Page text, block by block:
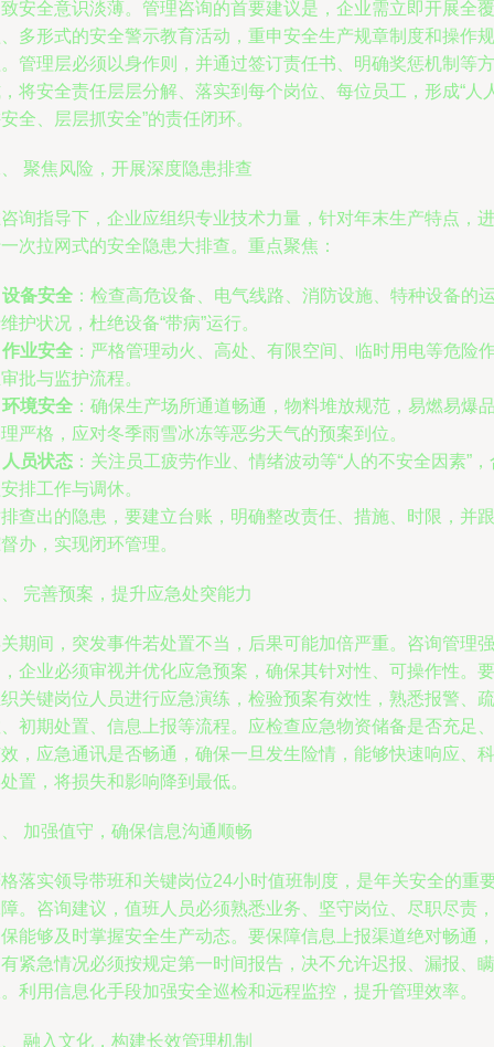
安全意识淡薄。管理咨询的首要建议是，企业需立即开展全覆
多形式的安全警示教育活动，重申安全生产规章制度和操作规
管理层必须以身作则，并通过签订责任书、明确奖惩机制等方
将安全责任层层分解、落实到每个岗位、每位员工，形成“人
全、层层抓安全”的责任闭环。
聚焦风险，开展深度隐患排查
询指导下，企业应组织专业技术力量，针对年末生产特点，进
次拉网式的安全隐患大排查。重点聚焦：
设备安全 ：检查高危设备、电气线路、消防设施、特种设备的
护状况，杜绝设备“带病”运行。
作业安全 ：严格管理动火、高处、有限空间、临时用电等危险
批与监护流程。
环境安全 ：确保生产场所通道畅通，物料堆放规范，易燃易爆
严格，应对冬季雨雪冰冻等恶劣天气的预案到位。
人员状态 ：关注员工疲劳作业、情绪波动等“人的不安全因素”，
排工作与调休。
查出的隐患，要建立台账，明确整改责任、措施、时限，并跟
办，实现闭环管理。
完善预案，提升应急处突能力
期间，突发事件若处置不当，后果可能加倍严重。咨询管理强
企业必须审视并优化应急预案，确保其针对性、可操作性。要
关键岗位人员进行应急演练，检验预案有效性，熟悉报警、疏
初期处置、信息上报等流程。应检查应急物资储备是否充足、
，应急通讯是否畅通，确保一旦发生险情，能够快速响应、科
置，将损失和影响降到最低。
加强值守，确保信息沟通顺畅
落实领导带班和关键岗位24小时值班制度，是年关安全的重
。咨询建议，值班人员必须熟悉业务、坚守岗位、尽职尽责，
能够及时掌握安全生产动态。要保障信息上报渠道绝对畅通，
紧急情况必须按规定第一时间报告，决不允许迟报、漏报、瞒
利用信息化手段加强安全巡检和远程监控，提升管理效率。
融入文化，构建长效管理机制